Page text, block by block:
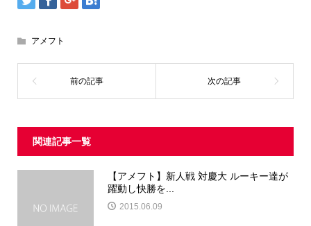
アメフト
関連記事一覧
【アメフト】新人戦 対慶大 ルーキー達が
躍動し快勝を...
2015.06.09